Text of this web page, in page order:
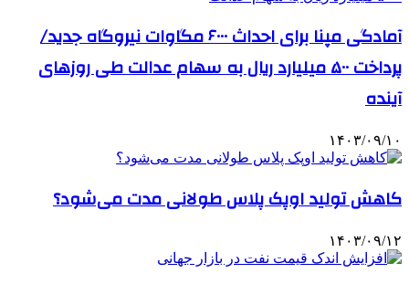
آمادگی مپنا برای احداث ۶۰۰۰ مگاوات نیروگاه جدید/
پرداخت ۵۰۰ میلیارد ریال به سهام عدالت طی روزهای
آینده
۱۴۰۳/۰۹/۱۰
کاهش تولید اوپک پلاس طولانی مدت می‌شود؟
۱۴۰۳/۰۹/۱۲